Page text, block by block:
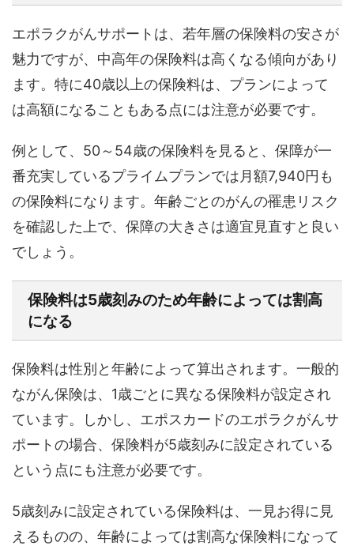
エポラクがんサポートは、若年層の保険料の安さが
魅力ですが、中高年の保険料は高くなる傾向があり
ます。特に40歳以上の保険料は、プランによって
は高額になることもある点には注意が必要です。
例として、50～54歳の保険料を見ると、保障が一
番充実しているプライムプランでは月額7,940円も
の保険料になります。年齢ごとのがんの罹患リスク
を確認した上で、保障の大きさは適宜見直すと良い
でしょう。
保険料は5歳刻みのため年齢によっては割高
になる
保険料は性別と年齢によって算出されます。一般的
ながん保険は、1歳ごとに異なる保険料が設定され
ています。しかし、エポスカードのエポラクがんサ
ポートの場合、保険料が5歳刻みに設定されている
という点にも注意が必要です。
5歳刻みに設定されている保険料は、一見お得に見
えるものの、年齢によっては割高な保険料になって